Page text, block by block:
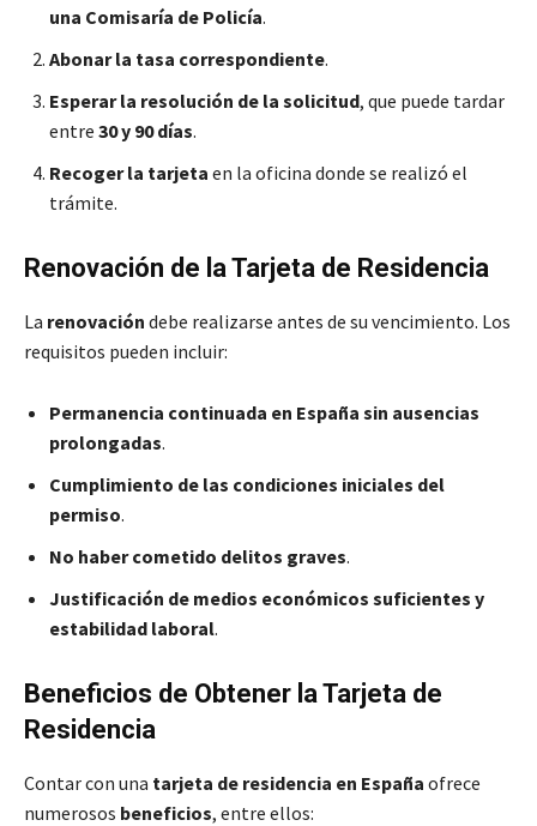
una Comisaría de Policía.
Abonar la tasa correspondiente.
Esperar la resolución de la solicitud, que puede tardar
entre 30 y 90 días.
Recoger la tarjeta en la oficina donde se realizó el
trámite.
Renovación de la Tarjeta de Residencia
La renovación debe realizarse antes de su vencimiento. Los
requisitos pueden incluir:
Permanencia continuada en España sin ausencias
prolongadas.
Cumplimiento de las condiciones iniciales del
permiso.
No haber cometido delitos graves.
Justificación de medios económicos suficientes y
estabilidad laboral.
Beneficios de Obtener la Tarjeta de
Residencia
Contar con una tarjeta de residencia en España ofrece
numerosos beneficios, entre ellos: